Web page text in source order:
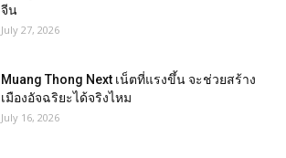
จีน
July 27, 2026
Muang Thong Next เน็ตที่แรงขึ้น จะช่วยสร้าง
เมืองอัจฉริยะได้จริงไหม
July 16, 2026